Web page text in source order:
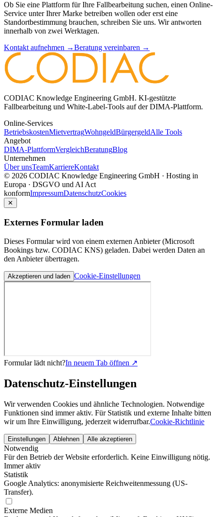
Ob Sie eine Plattform für Ihre Fallbearbeitung suchen, einen Online-
Service unter Ihrer Marke betreiben wollen oder erst eine
Standortbestimmung brauchen, schreiben Sie uns. Wir antworten
innerhalb von zwei Werktagen.
Kontakt aufnehmen →Beratung vereinbaren →
CODIAC Knowledge Engineering GmbH. KI-gestützte
Fallbearbeitung und White-Label-Tools auf der DIMA-Plattform.
Online-Services
BetriebskostenMietvertragWohngeldBürgergeldAlle Tools
Angebot
DIMA-PlattformVergleichBeratungBlog
Unternehmen
Über unsTeamKarriereKontakt
© 2026 CODIAC Knowledge Engineering GmbH · Hosting in
Europa · DSGVO und AI Act
konformImpressumDatenschutzCookies
✕
Externes Formular laden
Dieses Formular wird von einem externen Anbieter (Microsoft
Bookings bzw. CODIAC KNS) geladen. Dabei werden Daten an
den Anbieter übertragen.
Akzeptieren und laden Cookie-Einstellungen
Formular lädt nicht?In neuem Tab öffnen ↗
Datenschutz-Einstellungen
Wir verwenden Cookies und ähnliche Technologien. Notwendige
Funktionen sind immer aktiv. Für Statistik und externe Inhalte bitten
wir um Ihre Einwilligung, jederzeit widerrufbar.Cookie-Richtlinie
Einstellungen Ablehnen Alle akzeptieren
Notwendig
Für den Betrieb der Website erforderlich. Keine Einwilligung nötig.
Immer aktiv
Statistik
Google Analytics: anonymisierte Reichweitenmessung (US-
Transfer).
Externe Medien